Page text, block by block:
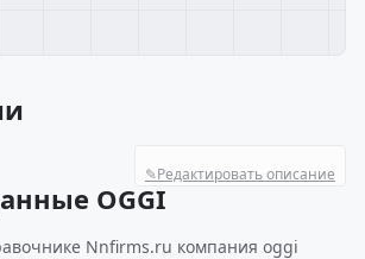
✎Редактировать описание
OGGI
Nnfirms.ru компания oggi